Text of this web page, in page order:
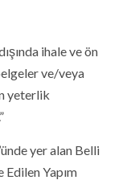
ihale ve ön
ve/veya
yeterlik
yer alan Belli
Edilen Yapım